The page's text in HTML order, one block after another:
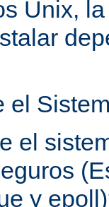
Unix,
el
el
y